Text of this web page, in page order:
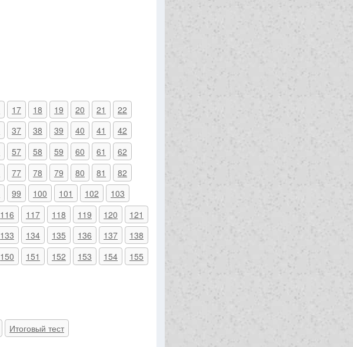
17 18 19 20 21
22
37 38 39 40 41
42
57 58 59 60 61
62
77 78 79 80 81
82
99 100 101 102
103
116 117 118 119 120
121
133 134 135 136 137
138
150 151 152 153 154
155
Итоговый тест